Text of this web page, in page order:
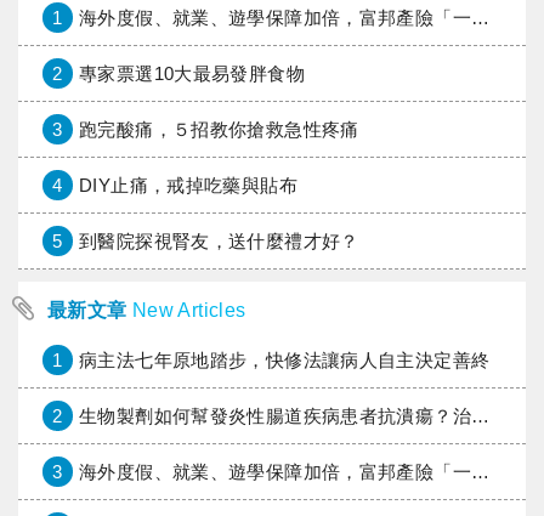
1 海外度假、就業、遊學保障加倍，富邦產險「一期逐夢」專案加碼遠距醫療與緊急救援
2 專家票選10大最易發胖食物
3 跑完酸痛，５招教你搶救急性疼痛
4 DIY止痛，戒掉吃藥與貼布
5 到醫院探視腎友，送什麼禮才好？
最新文章 New Articles
1 病主法七年原地踏步，快修法讓病人自主決定善終
2 生物製劑如何幫發炎性腸道疾病患者抗潰瘍？治療進展與健保給付困境一次看
3 海外度假、就業、遊學保障加倍，富邦產險「一期逐夢」專案加碼遠距醫療與緊急救援